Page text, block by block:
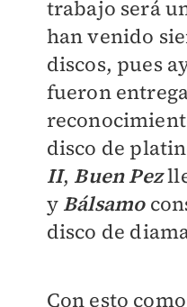
trabajo será
han venido
discos, pues
fueron
disco de
II, Buen Pez
y Bálsamo
disco de
Con esto